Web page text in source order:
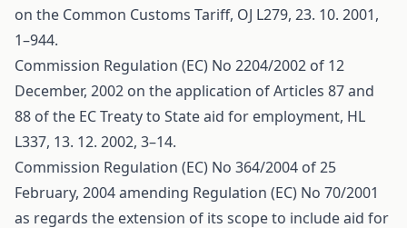
on the Common Customs Tariff, OJ L279, 23. 10. 2001,
1–944.
Commission Regulation (EC) No 2204/2002 of 12
December, 2002 on the application of Articles 87 and
88 of the EC Treaty to State aid for employment, HL
L337, 13. 12. 2002, 3–14.
Commission Regulation (EC) No 364/2004 of 25
February, 2004 amending Regulation (EC) No 70/2001
as regards the extension of its scope to include aid for